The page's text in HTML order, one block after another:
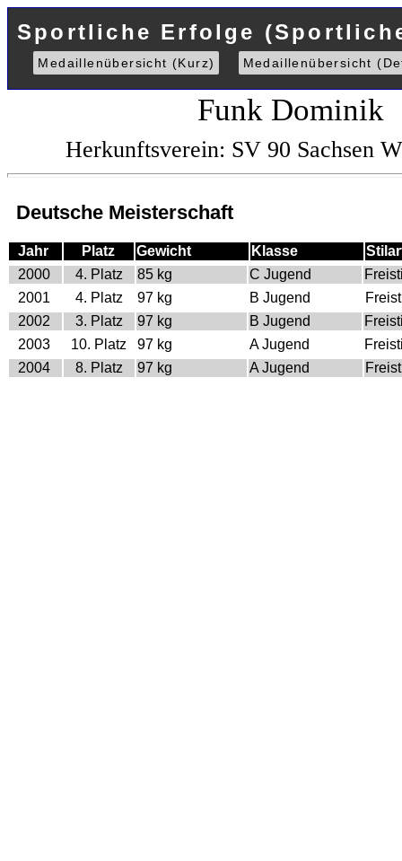
Sportliche Erfolge
Medaillenübersicht (Kurz) Medaillenübersicht
Funk Dominik
Herkunftsverein: SV 90 Sachsen
Deutsche Meisterschaft
Jahr Platz Gewicht Klasse
2000
4. Platz 85 kg C Jugend
2001
4. Platz 97 kg B Jugend
2002
3. Platz 97 kg B Jugend
2003
10. Platz 97 kg A Jugend
2004
8. Platz 97 kg A Jugend